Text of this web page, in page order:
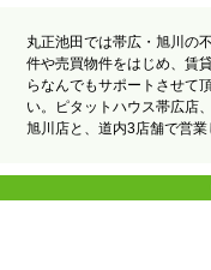
丸正池田では帯広・旭川の
件や売買物件をはじめ、賃
らなんでもサポートさせて
い。ピタットハウス帯広店
旭川店と、道内3店舗で営